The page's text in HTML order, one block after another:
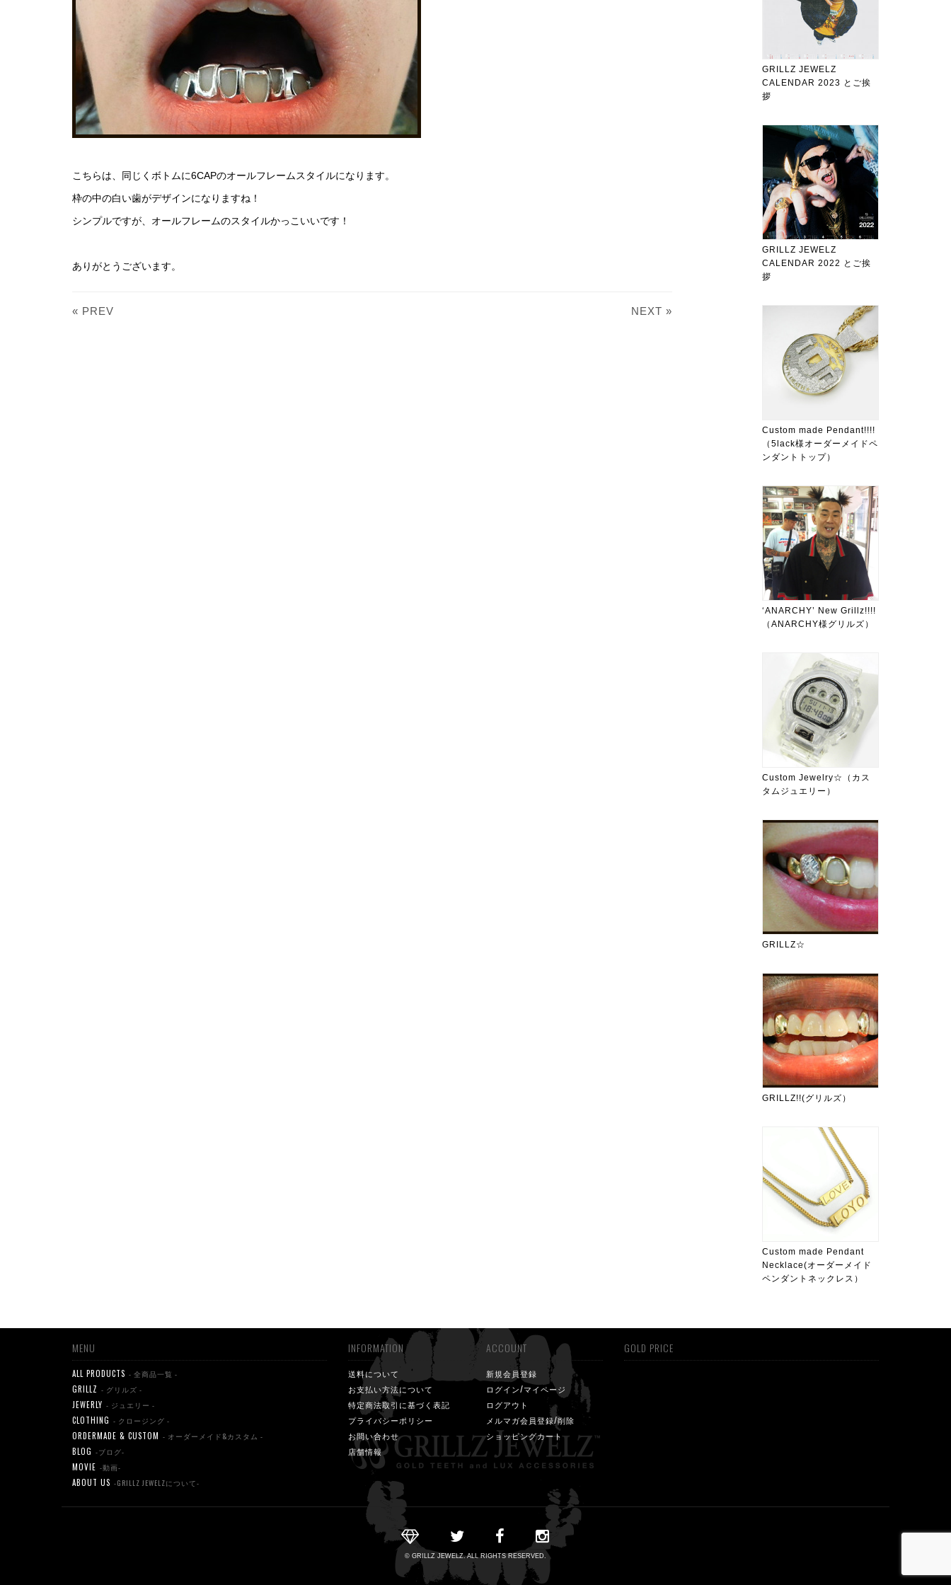
こちらは、同じくボトムに6CAPのオールフレームスタイルになります。
枠の中の白い歯がデザインになりますね！
シンプルですが、オールフレームのスタイルかっこいいです！
ありがとうございます。
« PREV NEXT »
GRILLZ JEWELZ
CALENDAR 2023 とご挨
拶
GRILLZ JEWELZ
CALENDAR 2022 とご挨
拶
Custom made Pendant!!!!
（5lack様オーダーメイドペ
ンダントトップ）
‘ANARCHY’ New Grillz!!!!
（ANARCHY様グリルズ）
Custom Jewelry☆（カス
タムジュエリー）
GRILLZ☆
GRILLZ!!(グリルズ）
Custom made Pendant
Necklace(オーダーメイド
ペンダントネックレス）
MENU
ALL PRODUCTS - 全商品一覧 -
GRILLZ - グリルズ -
JEWERLY - ジュエリー -
CLOTHING - クロージング -
ORDERMADE & CUSTOM - オーダーメイド&カスタム -
BLOG -ブログ-
MOVIE -動画-
ABOUT US -GRILLZ JEWELZについて-
INFORMATION
送料について
お支払い方法について
特定商法取引に基づく表記
プライバシーポリシー
お問い合わせ
店舗情報
ACCOUNT
新規会員登録
ログイン/マイページ
ログアウト
メルマガ会員登録/削除
ショッピングカート
GOLD PRICE
© GRILLZ JEWELZ. ALL RIGHTS RESERVED.